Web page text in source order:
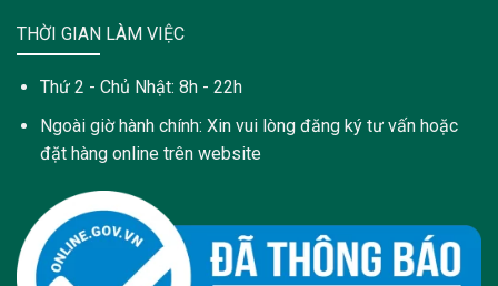
THỜI GIAN LÀM VIỆC
Thứ 2 - Chủ Nhật: 8h - 22h
Ngoài giờ hành chính: Xin vui lòng đăng ký tư vấn hoặc
đặt hàng online trên website